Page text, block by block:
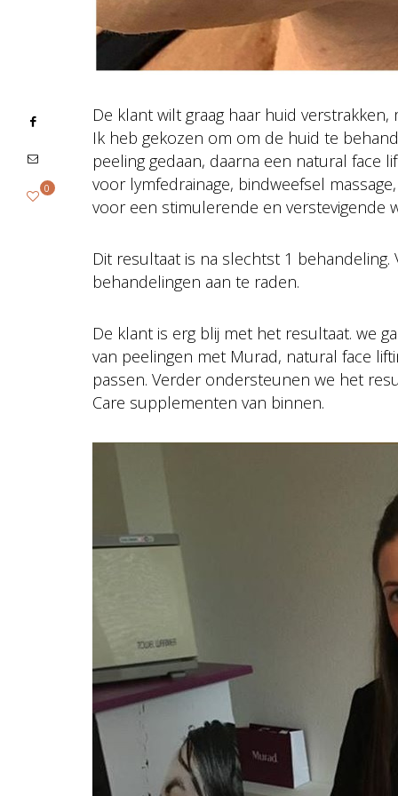
De klant wilt graag haar huid
Ik heb gekozen om om de huid te
peeling gedaan, daarna een natural face
voor lymfedrainage, bindweefsel
voor een stimulerende en verstevigende
Dit resultaat is na slechtst 1
behandelingen aan te raden.
De klant is erg blij met het resultaat. we
van peelingen met Murad, natural face
passen. Verder ondersteunen we het
Care supplementen van binnen.
0